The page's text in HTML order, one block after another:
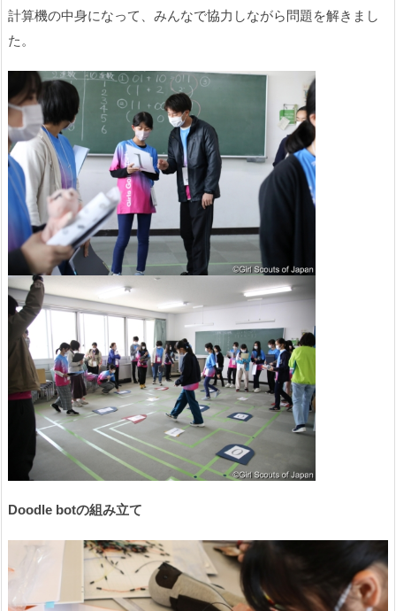
計算機の中身になって、みんなで協力しながら問題を解きまし
た。
Doodle botの組み立て